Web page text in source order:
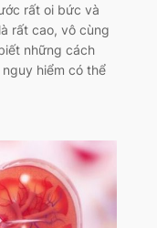
rất oi bức và
rất cao, vô cùng
những cách
hiểm có thể